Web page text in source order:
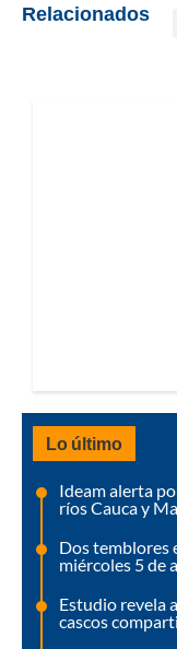
Relacionados
Lo último
Ideam alerta
ríos Cauca y
Dos temblores
miércoles 5 de
Estudio revela
cascos